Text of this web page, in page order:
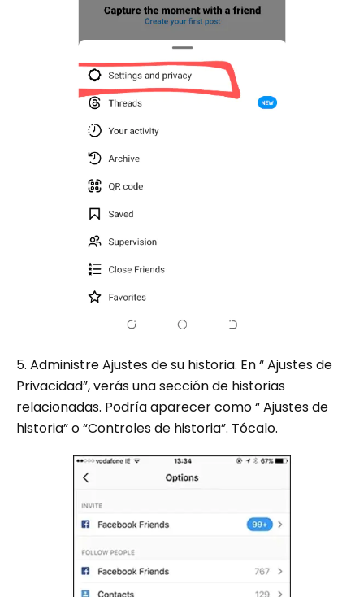
5. Administre Ajustes de su historia. En “ Ajustes de
Privacidad”, verás una sección de historias
relacionadas. Podría aparecer como “ Ajustes de
historia” o “Controles de historia”. Tócalo.